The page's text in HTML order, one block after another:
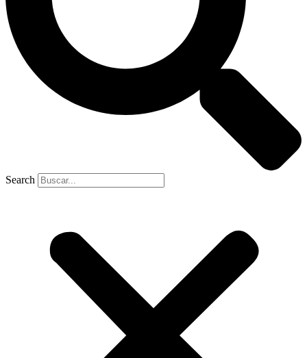
Search